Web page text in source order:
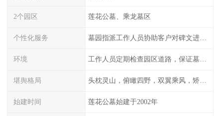
2个园区 莲花公墓、乘龙墓区
个性化服务 墓园指派工作人员协助客户对碑文进行描摹
环境 工作人员定期检查园区道路，保证墓园、墓位间的道路便捷、平整
堪舆格局
始建时间 莲花公墓始建于2002年